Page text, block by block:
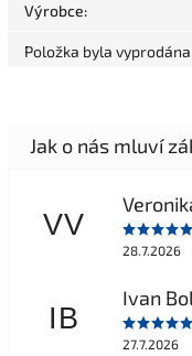
Výrobce:
Položka byla
VV
28.7.2026
IB
Ivan
27.7.2026